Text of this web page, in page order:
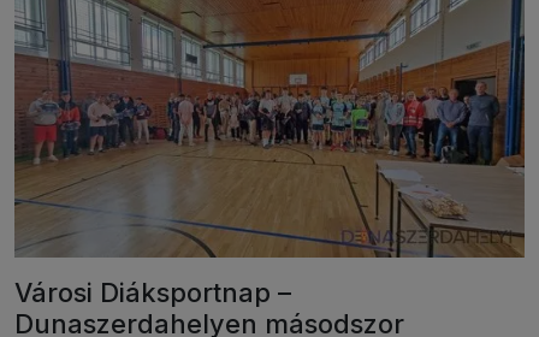
Városi Diáksportnap –
Dunaszerdahelyen másodszor